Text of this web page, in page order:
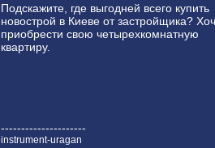
Подскажите, где выгодней всего купить
новострой в Киеве от застройщика?
приобрести свою четырехкомнатную
квартиру.
---------------------
instrument-uragan